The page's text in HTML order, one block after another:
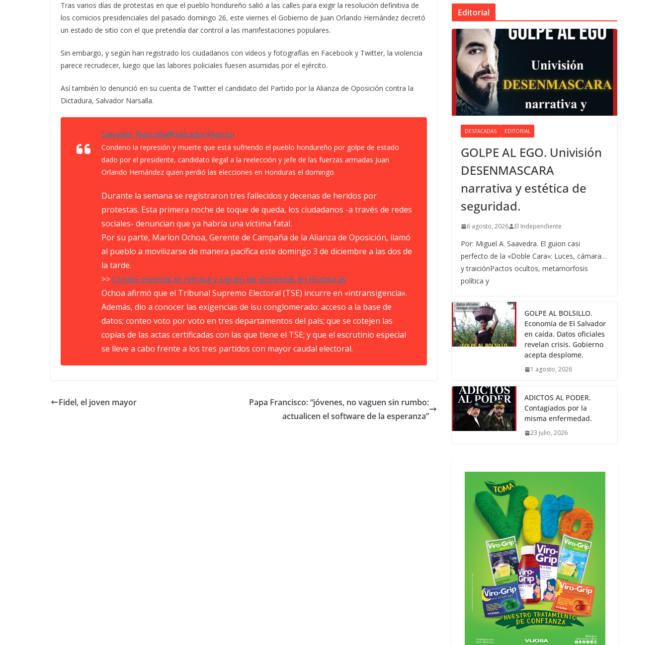
Tras varios días de protestas en que el pueblo hondureño salió a las calles para exigir la resolución definitiva de
los comicios presidenciales del pasado domingo 26, este viernes el Gobierno de Juan Orlando Hernández decretó
un estado de sitio con el que pretendía dar control a las manifestaciones populares.
Sin embargo, y según han registrado los ciudadanos con videos y fotografías en Facebook y Twitter, la violencia
parece recrudecer, luego que las labores policiales fuesen asumidas por el ejército.
Así también lo denunció en su cuenta de Twitter el candidato del Partido por la Alianza de Oposición contra la
Dictadura, Salvador Narsalla.
Salvador Nasralla@SalvadorAlianza
Condeno la represión y muerte que está sufriendo el pueblo hondureño por golpe de estado
dado por el presidente, candidato ilegal a la reelección y jefe de las fuerzas armadas Juan
Orlando Hernández quien perdió las elecciones en Honduras el domingo.
Durante la semana se registraron tres fallecidos y decenas de heridos por
protestas. Esta primera noche de toque de queda, los ciudadanos -a través de redes
sociales- denuncian que ya habría una víctima fatal.
Por su parte, Marlon Ochoa, Gerente de Campaña de la Alianza de Oposición, llamó
al pueblo a movilizarse de manera pacífica este domingo 3 de diciembre a las dos de
la tarde.
>>Conteo especial se retrasa y siguen las protestas en Honduras
Ochoa afirmó que el Tribunal Supremo Electoral (TSE) incurre en «intransigencia».
Además, dio a conocer las exigencias de lsu conglomerado: acceso a la base de
datos; conteo voto por voto en tres departamentos del país; que se cotejen las
copias de las actas certificadas con las que tiene el TSE; y que el escrutinio especial
se lleve a cabo frente a los tres partidos con mayor caudal electoral.
Fidel, el joven mayor
Papa Francisco: “jóvenes, no vaguen sin rumbo:
actualicen el software de la esperanza”
Editorial
DESTACADAS EDITORIAL
GOLPE AL EGO. Univisión
DESENMASCARA
narrativa y estética de
seguridad.
6 agosto, 2026 El Independiente
Por: Miguel A. Saavedra. El guion casi
perfecto de la «Doble Cara»: Luces, cámara…
y traiciónPactos ocultos, metamorfosis
política y
GOLPE AL BOLSILLO.
Economía de El Salvador
en caída. Datos oficiales
revelan crisis. Gobierno
acepta desplome.
1 agosto, 2026
ADICTOS AL PODER.
Contagiados por la
misma enfermedad.
23 julio, 2026